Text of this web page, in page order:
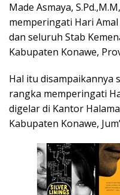
Made Asmaya,
memperingati Hari
dan seluruh Stab
Kabupaten Konawe,
Hal itu disampaikannya
rangka memperingati
digelar di Kantor
Kabupaten Konawe,